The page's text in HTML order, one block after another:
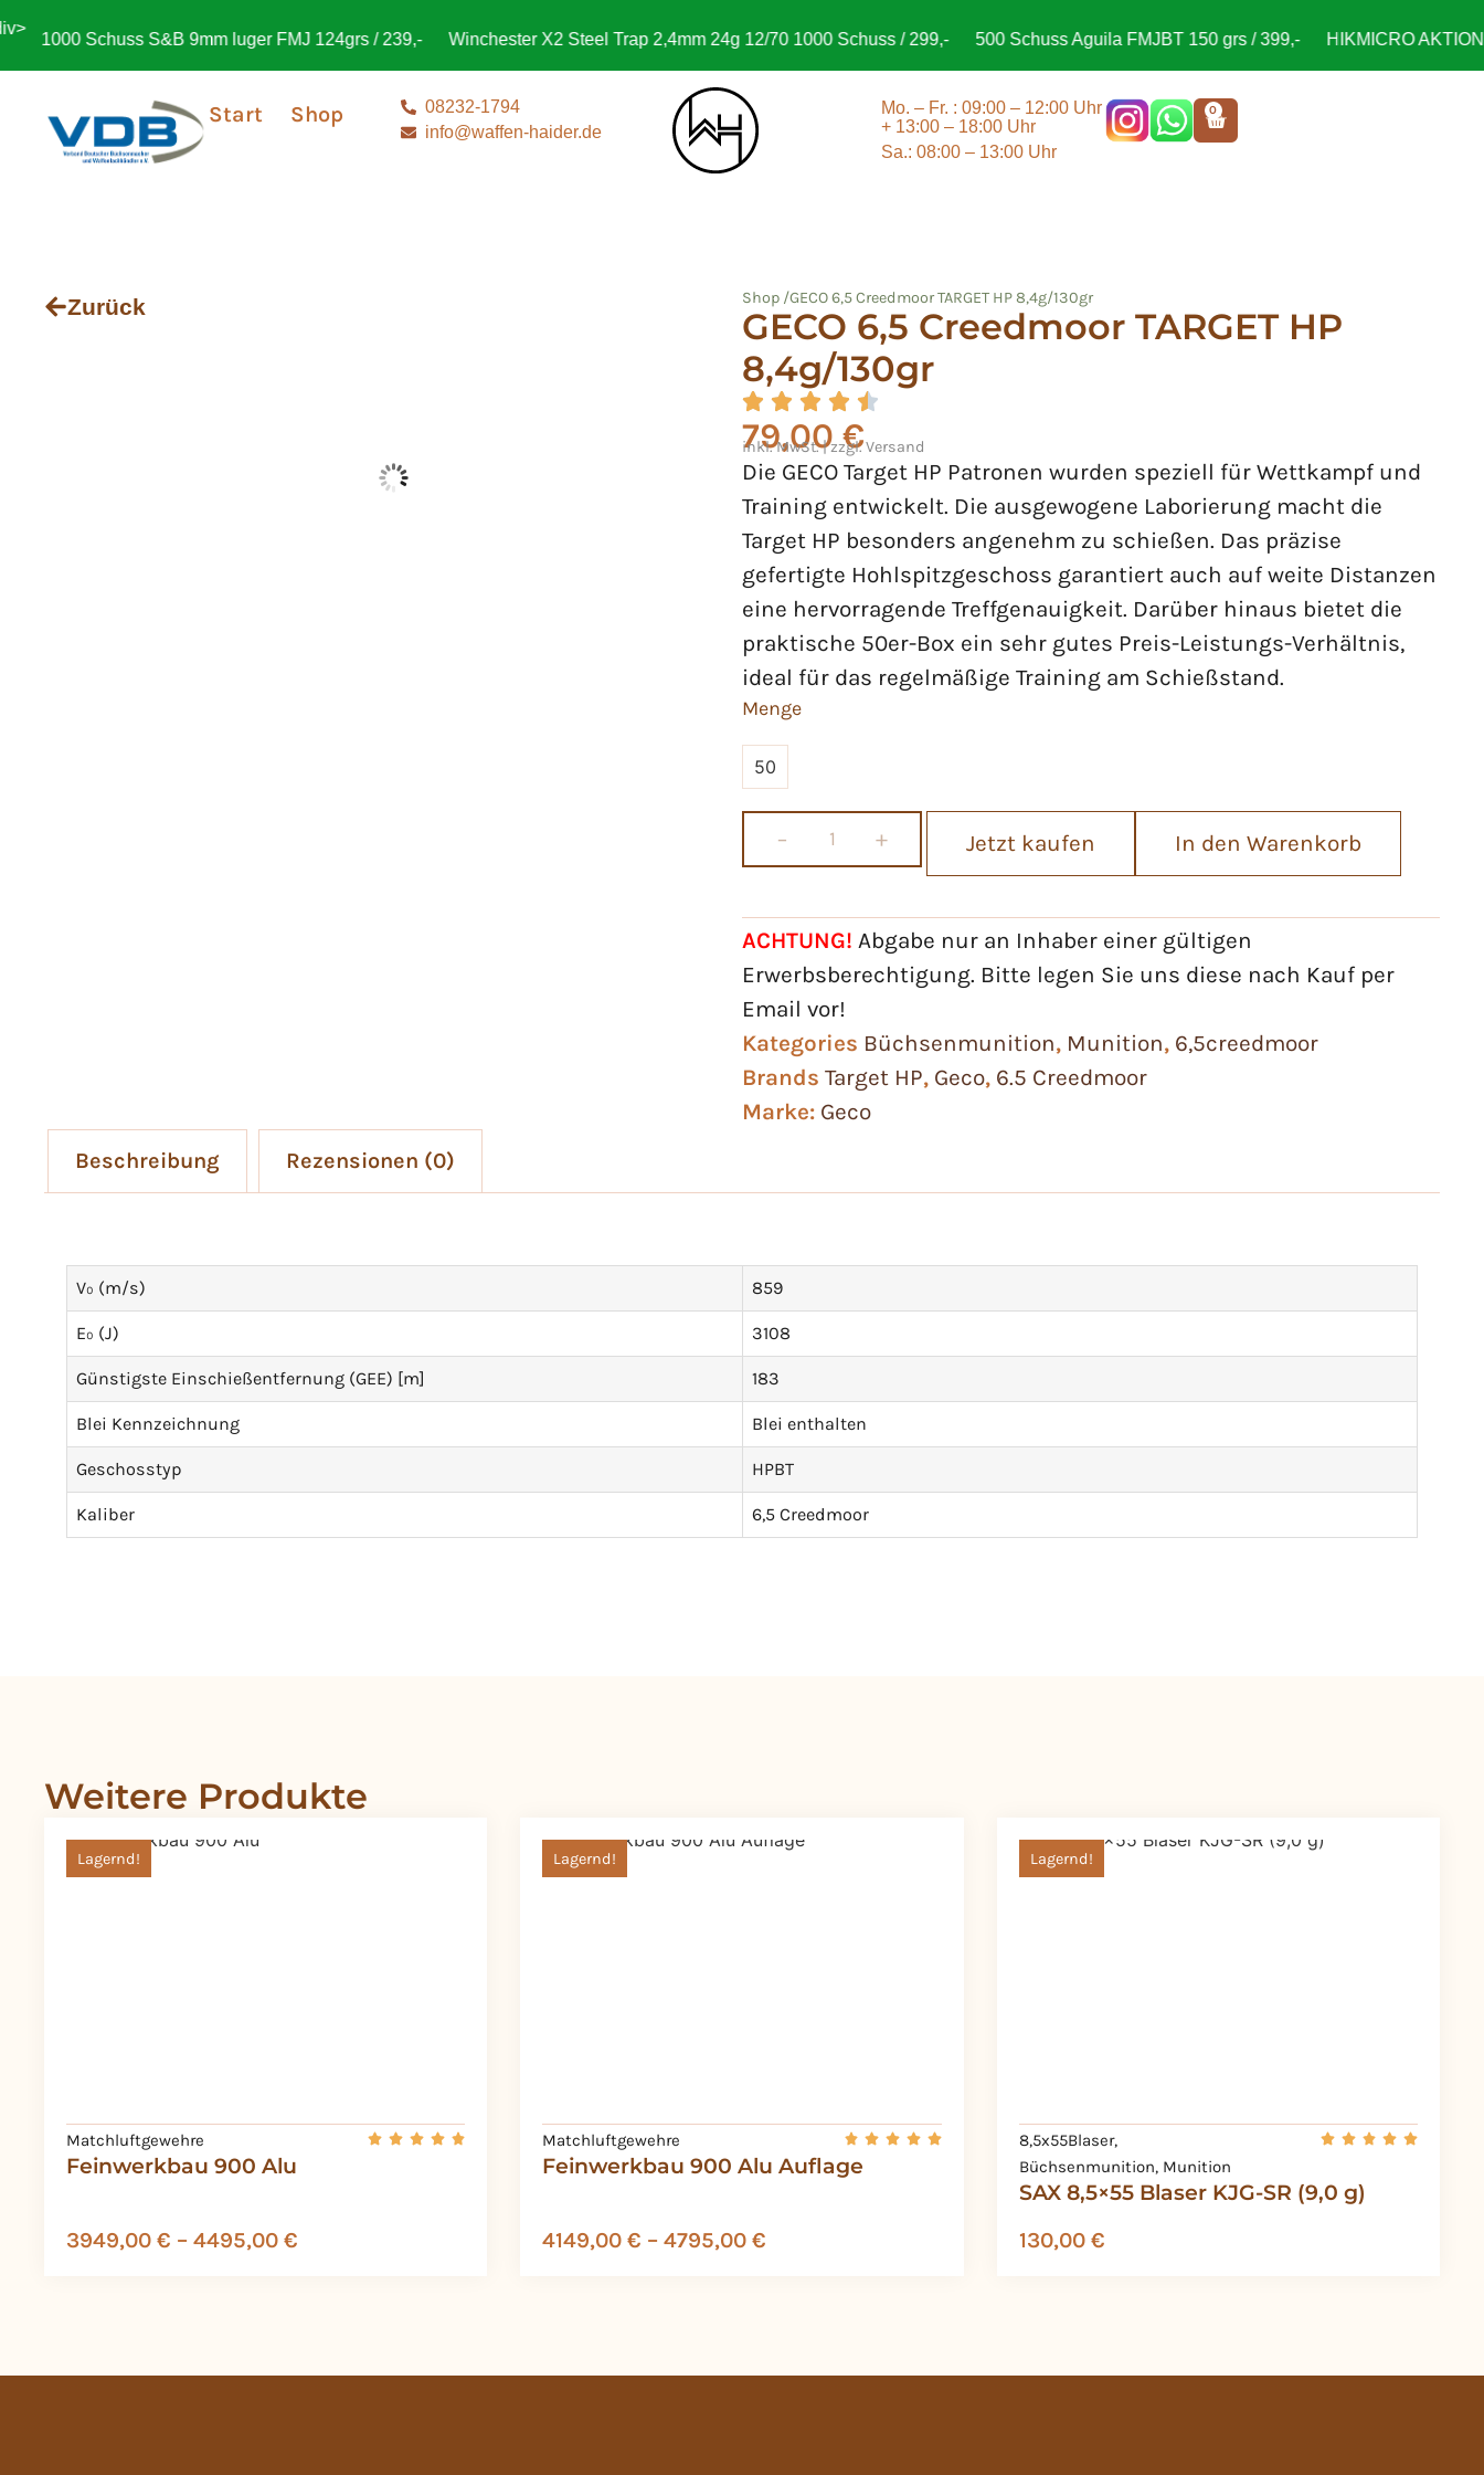
1000 Schuss S&B 9mm luger FMJ 124grs / 239,- Winchester X2 Steel Trap 2,4mm 24g 12/70 1000 Schuss / 299,- 500 Schuss Aguila FMJBT 150 grs / 399,- HIKMICRO AKTION ->
Start Shop
08232-1794
info@waffen-haider.de
Mo. – Fr. : 09:00 – 12:00 Uhr
+ 13:00 – 18:00 Uhr
Sa.: 08:00 – 13:00 Uhr
0
GECO 6,5 Creedmoor TARGET HP
8,4g/130gr
79,00€
inkl. MwSt. | zzgl. Versand
Die GECO Target HP Patronen wurden speziell für Wettkampf und
Training entwickelt. Die ausgewogene Laborierung macht die
Target HP besonders angenehm zu schießen. Das präzise
gefertigte Hohlspitzgeschoss garantiert auch auf weite Distanzen
eine hervorragende Treffgenauigkeit. Darüber hinaus bietet die
praktische 50er-Box ein sehr gutes Preis-Leistungs-Verhältnis,
ideal für das regelmäßige Training am Schießstand.
Menge
50
− + Jetzt kaufen In den Warenkorb
Shop /GECO 6,5 Creedmoor TARGET HP 8,4g/130gr
ACHTUNG! Abgabe nur an Inhaber einer gültigen
Erwerbsberechtigung. Bitte legen Sie uns diese nach Kauf per
Email vor!
Kategories Büchsenmunition, Munition, 6,5creedmoor
Brands Target HP, Geco, 6.5 Creedmoor
Marke: Geco
Zurück
Beschreibung Rezensionen (0)
V₀ (m/s) 859
E₀ (J) 3108
Günstigste Einschießentfernung (GEE) [m] 183
Blei Kennzeichnung Blei enthalten
Geschosstyp HPBT
Kaliber 6,5 Creedmoor
Weitere Produkte
Feinwerkbau 900 Alu
Lagernd!
Matchluftgewehre
3949,00 € – 4495,00 €
Feinwerkbau 900 Alu Auflage
Lagernd!
Matchluftgewehre
4149,00€ –4795,00€
SAX 8,5×55 Blaser KJG-SR (9,0 g)
Lagernd!
8,5x55Blaser,
Büchsenmunition, Munition
130,00 €